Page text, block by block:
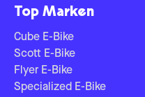
Top Marken
Cube E-Bike
Scott E-Bike
Flyer E-Bike
Specialized E-Bike